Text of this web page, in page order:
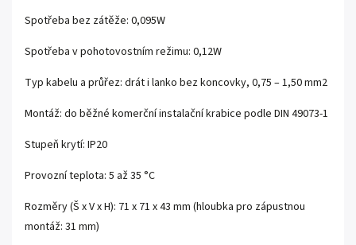
Spotřeba bez zátěže: 0,095W
Spotřeba v pohotovostním režimu: 0,12W
Typ kabelu a průřez: drát i lanko bez koncovky, 0,75 – 1,50 mm2
Montáž: do běžné komerční instalační krabice podle DIN 49073-1
Stupeň krytí: IP20
Provozní teplota: 5 až 35 °C
Rozměry (Š x V x H): 71 x 71 x 43 mm (hloubka pro zápustnou
montáž: 31 mm)